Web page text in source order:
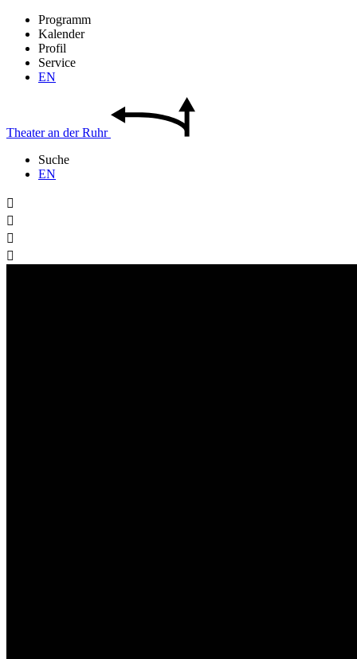
Programm
Kalender
Profil
Service
EN
Theateran derRuhr
Suche
EN



